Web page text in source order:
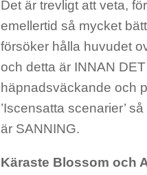
Det är trevligt att veta,
emellertid så mycket
försöker hålla huvudet
och detta är INNAN
häpnadsväckande och
’Iscensatta scenarier’
är SANNING.
Käraste Blossom och